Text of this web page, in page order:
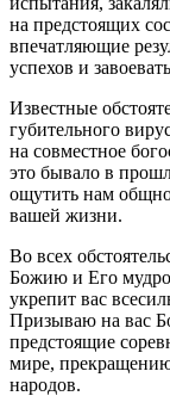
на предстоящих
впечатляющие
успехов и
Известные
губительного
на совместное
это бывало в
ощутить нам
вашей жизни.
Во всех
Божию и Его
укрепит вас
Призываю на вас
предстоящие
мире,
народов.